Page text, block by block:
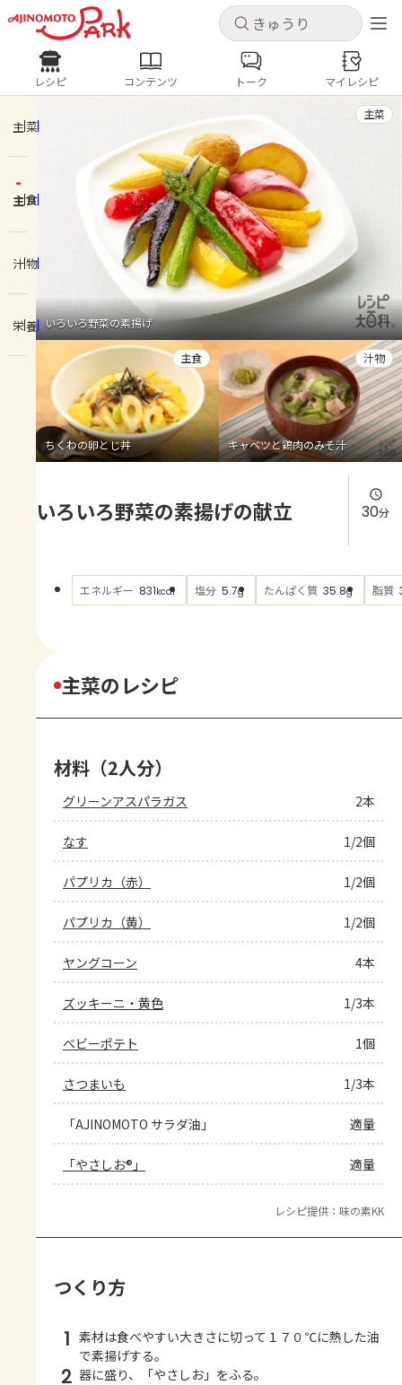
キャンセル
ログインするとレシピを保存できます
ホーム
コンテンツ
レシピ
トーク
よくあるお問い合わせ
お買い物
AJINOMOTO PARK とは
キャンセル
レシピ コンテンツ
人気の食材・レシピ
きゅうり なす トマト
とうもろこし
ピーマン
みょうが ゴーヤ
レシピ コンテンツ トーク マイレシピ
主菜
主食
汁物
栄養 いろいろ野菜の素揚げ
主菜
ちくわの卵とじ丼
主食
キャベツと鶏肉のみそ汁
汁物
いろいろ野菜の素揚げの献立 30分
エネルギー 831kcal 塩分 5.7g たんぱく質 35.8g 脂質
主菜のレシピ
材料（2人分）
グリーンアスパラガス 2本
なす 1/2個
パプリカ（赤） 1/2個
パプリカ（黄） 1/2個
ヤングコーン 4本
ズッキーニ・黄色 1/3本
ベビーポテト 1個
さつまいも 1/3本
「AJINOMOTO サラダ油」 適量
「やさしお®」 適量
レシピ提供：味の素KK
つくり方
1 素材は食べやすい大きさに切って１７０℃に熱した油
で素揚げする。
2 器に盛り、「やさしお」をふる。